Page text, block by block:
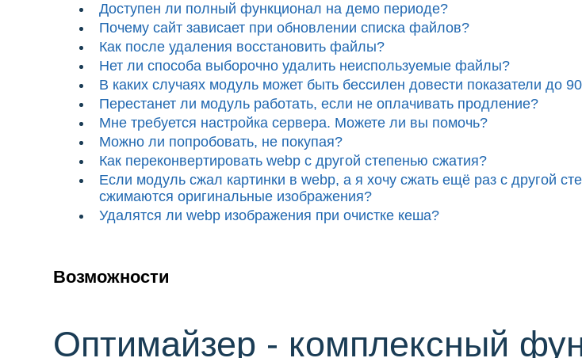
Доступен ли полный функционал на демо периоде?
Почему сайт зависает при обновлении списка файлов?
Как после удаления восстановить файлы?
Нет ли способа выборочно удалить неиспользуемые файлы?
В каких случаях модуль может быть бессилен довести показатели до
Перестанет ли модуль работать, если не оплачивать продление?
Мне требуется настройка сервера. Можете ли вы помочь?
Можно ли попробовать, не покупая?
Как переконвертировать webp с другой степенью сжатия?
Если модуль сжал картинки в webp, а я хочу сжать ещё раз с другой
сжимаются оригинальные изображения?
Удалятся ли webp изображения при очистке кеша?
Возможности
Оптимайзер - комплексный